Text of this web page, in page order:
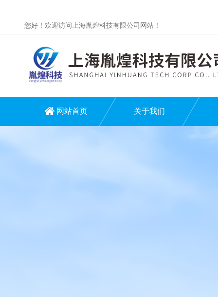
您好！欢迎访问上海胤煌科技有限公司网站！
网站首页 关于我们